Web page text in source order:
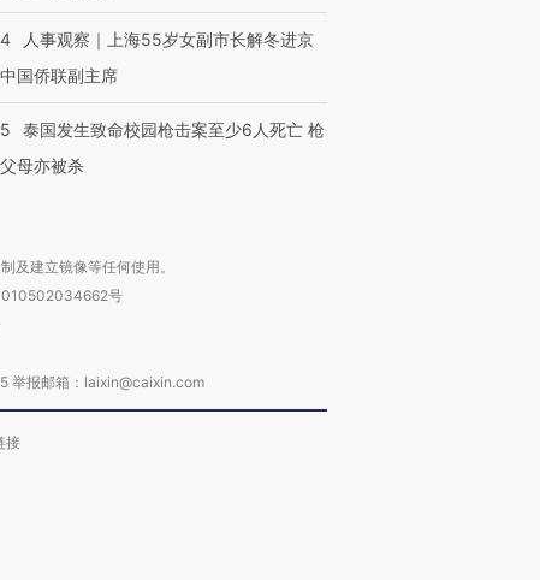
人事观察｜上海55岁女副市长解冬进京
国侨联副主席
泰国发生致命校园枪击案至少6人死亡 枪
母亦被杀
及建立镜像等任何使用。
号
举报邮箱：laixin@caixin.com
接